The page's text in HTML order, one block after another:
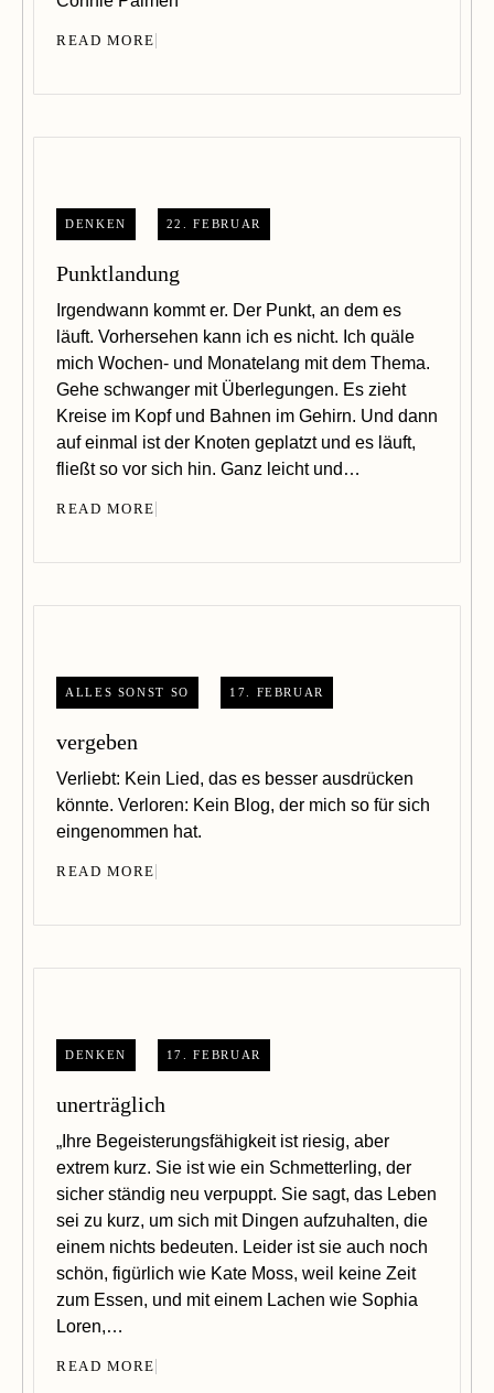
READ MORE
22. FEBRUAR
DENKEN
Punktlandung
Irgendwann kommt er. Der Punkt, an dem es
läuft. Vorhersehen kann ich es nicht. Ich quäle
mich Wochen- und Monatelang mit dem Thema.
Gehe schwanger mit Überlegungen. Es zieht
Kreise im Kopf und Bahnen im Gehirn. Und dann
auf einmal ist der Knoten geplatzt und es läuft,
fließt so vor sich hin. Ganz leicht und…
READ MORE
17. FEBRUAR
ALLES SONST SO
vergeben
Verliebt: Kein Lied, das es besser ausdrücken
könnte. Verloren: Kein Blog, der mich so für sich
eingenommen hat.
READ MORE
17. FEBRUAR
DENKEN
unerträglich
„Ihre Begeisterungsfähigkeit ist riesig, aber
extrem kurz. Sie ist wie ein Schmetterling, der
sicher ständig neu verpuppt. Sie sagt, das Leben
sei zu kurz, um sich mit Dingen aufzuhalten, die
einem nichts bedeuten. Leider ist sie auch noch
schön, figürlich wie Kate Moss, weil keine Zeit
zum Essen, und mit einem Lachen wie Sophia
Loren,…
READ MORE